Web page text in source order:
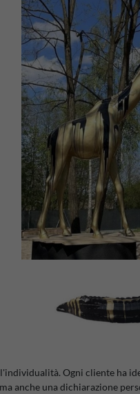
Ogni cliente ha
anche una dichiarazione